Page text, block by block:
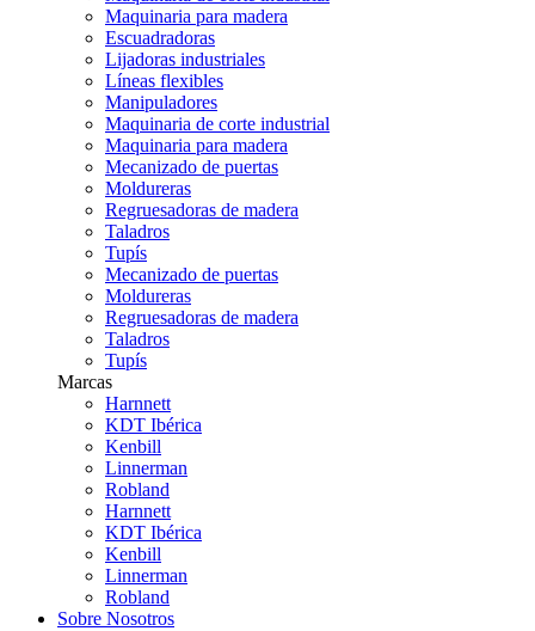
Maquinaria para madera
Escuadradoras
Lijadoras industriales
Líneas flexibles
Manipuladores
Maquinaria de corte industrial
Maquinaria para madera
Mecanizado de puertas
Moldureras
Regruesadoras de madera
Taladros
Tupís
Mecanizado de puertas
Moldureras
Regruesadoras de madera
Taladros
Tupís
Marcas
Harnnett
KDT Ibérica
Kenbill
Linnerman
Robland
Harnnett
KDT Ibérica
Kenbill
Linnerman
Robland
Sobre Nosotros